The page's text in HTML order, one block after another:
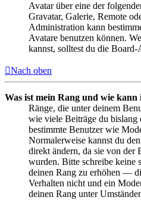
Avatar über eine der
Gravatar, Galerie, Remote
Administration kann
Avatare benutzen können.
kannst, solltest du die
Nach oben
Was ist mein Rang und wie kann
Ränge, die unter deinem
wie viele Beiträge du bislang
bestimmte Benutzer wie
Normalerweise kannst du
direkt ändern, da sie von der
wurden. Bitte schreibe keine
deinen Rang zu erhöhen —
Verhalten nicht und ein
deinen Rang unter